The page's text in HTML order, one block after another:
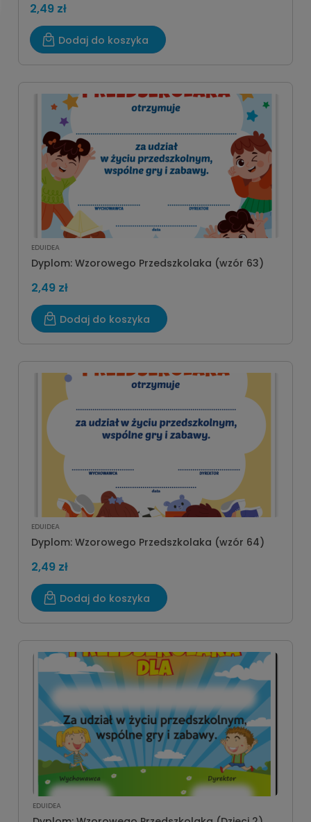
2,49 zł
Dodaj do koszyka
EDUIDEA
Dyplom: Wzorowego Przedszkolaka (wzór 63)
2,49 zł
Dodaj do koszyka
EDUIDEA
Dyplom: Wzorowego Przedszkolaka (wzór 64)
2,49 zł
Dodaj do koszyka
EDUIDEA